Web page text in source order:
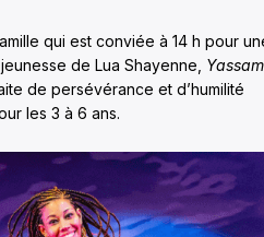
qui est conviée à 14 h pour
de Lua Shayenne,
de persévérance et d’humilité
les 3 à 6 ans.